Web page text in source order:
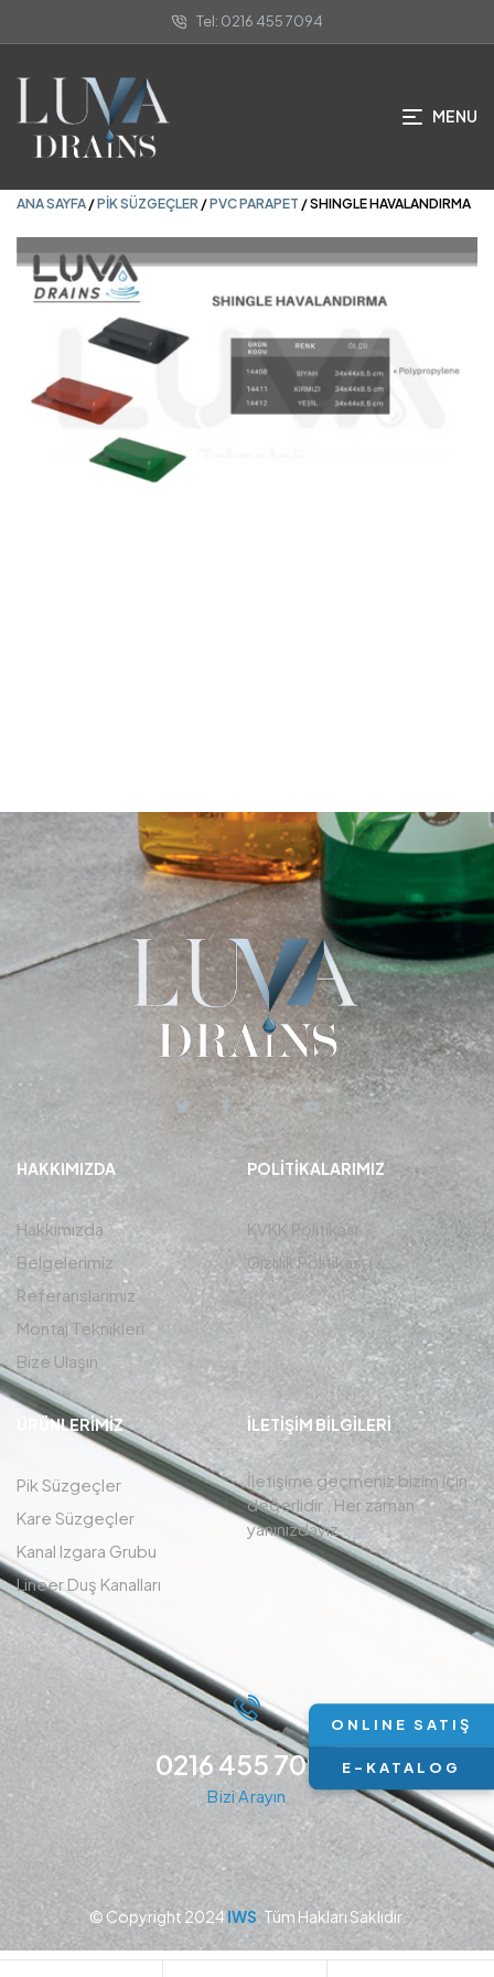
Tel: 0216 455 7094
MENU
ANA SAYFA/PIK SÜZGEÇLER/PVC PARAPET/ SHINGLE HAVALANDIRMA
ANA SAYFA /PIK SÜZGEÇLER /PVC PARAPET / SHINGLE HAVALANDIRMA
HAKKIMIZDA
Hakkımızda
Belgelerimiz
Referanslarımız
Montaj Teknikleri
Bize Ulaşın
POLITIKALARIMIZ
KVKK Politikası
Gizlilik Politikası
ÜRÜNLERIMIZ
Pik Süzgeçler
Kare Süzgeçler
Kanal Izgara Grubu
Lineer Duş Kanalları
İLETIŞIM BİLGİLERİ
İletişime geçmeniz bizim için
değerlidir , Her zaman
yanınızdayız.
0216 455 7094
Bizi Arayın
© Copyright 2024IWS . Tüm Hakları Saklıdır.
ONLINE SATIŞ
E-KATALOG